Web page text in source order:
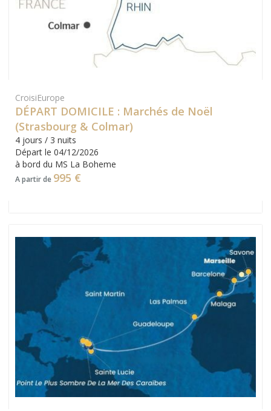
CroisiEurope
DÉPART DOMICILE : Marchés de Noël
(Strasbourg & Colmar)
4 jours / 3 nuits
Départ le 04/12/2026
à bord du MS La Boheme
A partir de 995 €